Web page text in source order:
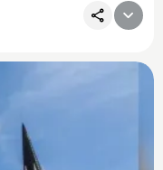
definió desde el